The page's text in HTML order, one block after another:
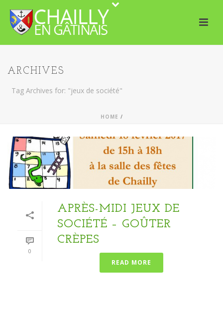
ARCHIVES
Tag Archives for: "jeux de société"
HOME /
0
APRÈS-MIDI JEUX DE
SOCIÉTÉ – GOÛTER
CRÈPES
READ MORE